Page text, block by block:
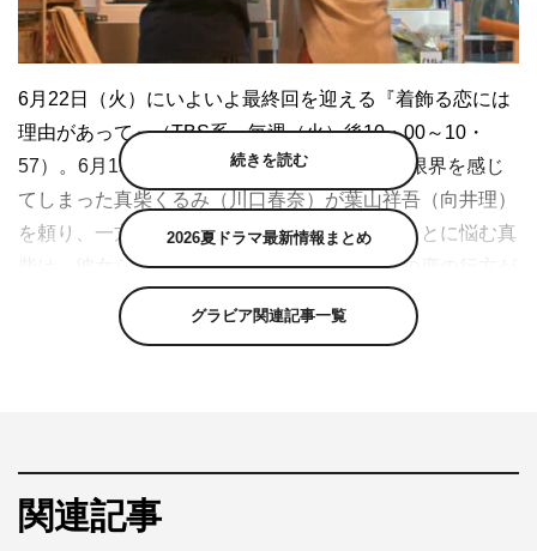
6月 22 日（火）にいよいよ最終回を迎える『着飾る恋には
理由があって』（TBS系 毎週（火）後10・00～ 10 ・
57）。 6月 15 9話で、着飾ることに限界を感じ
てしまった真柴くるみ（川口春奈）が葉山祥吾（向井理）
を頼り、一方の藤野駿（横浜流星）は着飾ることに悩む真
柴は、彼女らしくないと訴えてしまう。真柴の恋の行方が
気になる最終回を目前に、プロデューサーの新井順子さん
から胸キュンシーンの裏話や、見どころを語っていただき
塚原あゆ子監督はリアリティー重視の方。なので、提案し
続きを読む
2026夏ドラマ最新情報まとめ
グラビア関連記事一覧
関連記事